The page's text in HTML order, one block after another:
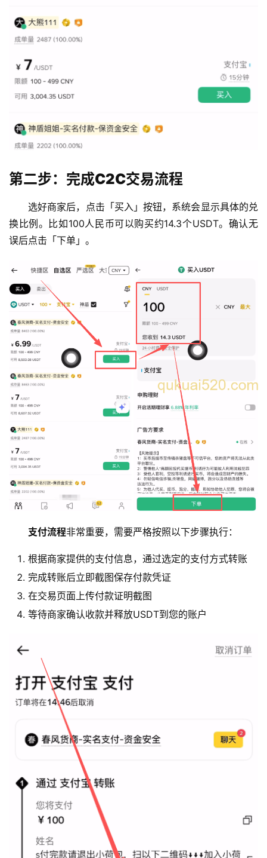
第二步：完成C2C交易流程
选好商家后，点击「买入」按钮，系统会显示具体的兑
换比例。比如100人民币可以购买约14.3个USDT。确认无
误后点击「下单」。
支付流程非常重要，需要严格按照以下步骤执行：
根据商家提供的支付信息，通过选定的支付方式转账
完成转账后立即截图保存付款凭证
在交易页面上传付款证明截图
等待商家确认收款并释放USDT到您的账户